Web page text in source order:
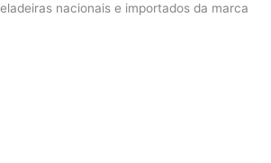
nacionais e importados da marca